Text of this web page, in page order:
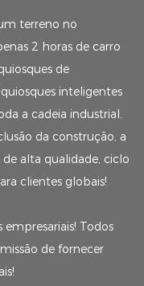
terreno no
2 horas de carro
de
inteligentes
a cadeia industrial.
da construção, a
alta qualidade, ciclo
clientes globais!
empresariais! Todos
de fornecer